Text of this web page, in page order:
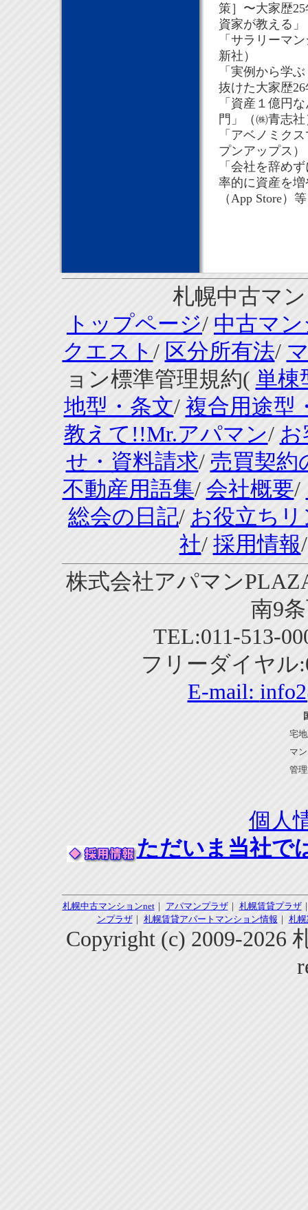
策］〜大家歴
資家が教える
「サラリーマ
新社）
「実例から学
抜けた大家歴
「資産１億円
門」（㈱青志社
「アベノミク
プンアップス）
「会社を辞め
率的に資産を増
（App Store）等
札幌中古マ
トップページ/ 中古マ
クエスト / 区分所有法/
ョン標準管理規約( 単棟
地型・条文/ 複合用途型
教えて!!Mr.アパマン/ お
せ・資料請求/ 売買契約
不動産用語集/ 会社概要/
総会の日記/ お役立ち
社/ 採用情報
株式会社アパマン
南9
TEL:011-513-
フリーダイヤル
E-mail:
宅
マ
管
個人
ただいま当社で
札幌中古マンションnet｜ アパマンプラザ｜ 札幌賃貸プラザ
ンプラザ｜ 札幌賃貸アパートマンション情報 ｜ 札
Copyright (c) 2009-2026